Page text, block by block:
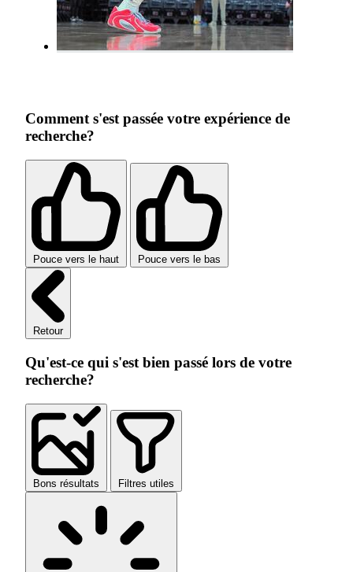
Comment s'est passée votre expérience de
recherche?
Pouce vers le haut Pouce vers le bas
Retour
Qu'est-ce qui s'est bien passé lors de votre
recherche?
Bons résultats Filtres utiles